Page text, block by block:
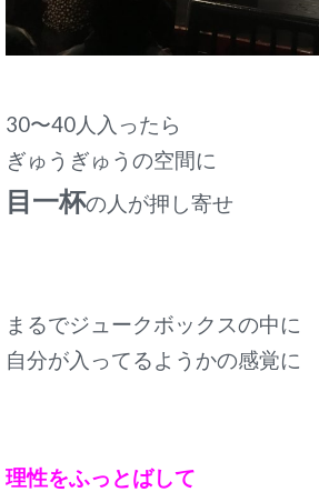
30〜40人入ったら
ぎゅうぎゅうの空間に
目一杯の人が押し寄せ
まるでジュークボックスの中に
自分が入ってるようかの感覚に
理性をふっとばして